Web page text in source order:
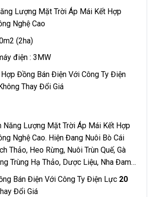
Lượng Mặt Trời Áp Mái Kết Hợp
Nghệ Cao
(2ha)
điện : 3MW
Đồng Bán Điện Với Công Ty Điện
Thay Đổi Giá
Lượng Mặt Trời Áp Mái Kết Hợp
Nghệ Cao. Hiện Đang Nuôi Bò Cái
Thảo, Heo Rừng, Nuôi Trùn Quế, Gà
Trùng Hạ Thảo, Dược Liệu, Nha Đam…
Bán Điện Với Công Ty Điện Lực 20
Đổi Giá